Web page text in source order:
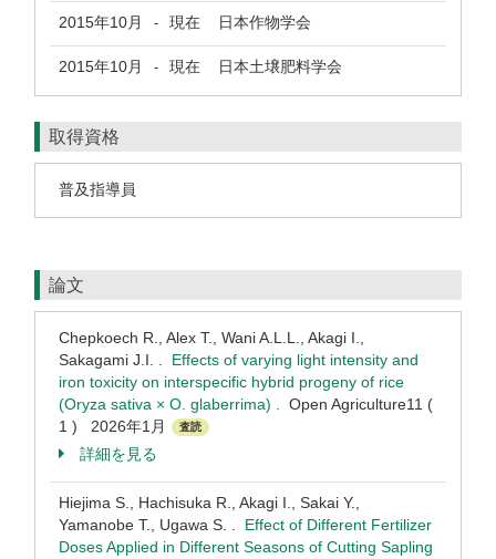
2015年10月 - 現在 日本作物学会
2015年10月 - 現在 日本土壌肥料学会
取得資格
普及指導員
論文
Chepkoech R., Alex T., Wani A.L.L., Akagi I.,
Sakagami J.I. . Effects of varying light intensity and
iron toxicity on interspecific hybrid progeny of rice
(Oryza sativa × O. glaberrima) . Open Agriculture11 (
1 ) 2026年1月
査読
詳細を見る
Hiejima S., Hachisuka R., Akagi I., Sakai Y.,
Yamanobe T., Ugawa S. . Effect of Different Fertilizer
Doses Applied in Different Seasons of Cutting Sapling